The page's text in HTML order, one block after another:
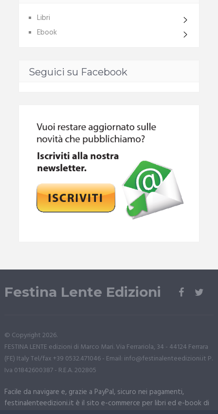
Libri
Ebook
Seguici su Facebook
Festina Lente Edizioni
© Copyright 2026.
FESTINA LENTE edizioni di Marco Mari. Via Ferrariola, 34 - 44124 Ferrara
(FE) Italy Tel/fax +39 0532.471046 - Email: info@festinalenteedizioni.it P.
Iva 01842600387 - R.E.A. 202805
Facile da navigare e, grazie a PayPal, sicuro nei pagamenti,
festinalenteedizioni.it è il sito e-commerce per libri ed e-book di